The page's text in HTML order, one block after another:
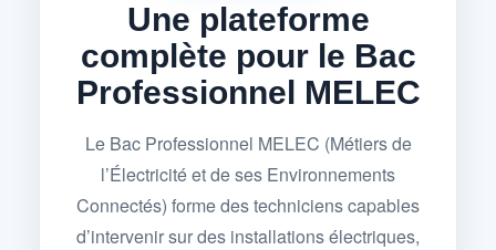
Une plateforme
complète pour le Bac
Professionnel MELEC
Le Bac Professionnel MELEC (Métiers de
l’Électricité et de ses Environnements
Connectés) forme des techniciens capables
d’intervenir sur des installations électriques,